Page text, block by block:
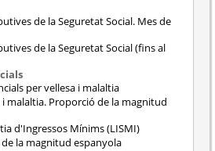
de la Seguretat Social. Mes de
de la Seguretat Social (fins al
per vellesa i malaltia
i malaltia. Proporció de la magnitud
d'Ingressos Mínims (LISMI)
la magnitud espanyola